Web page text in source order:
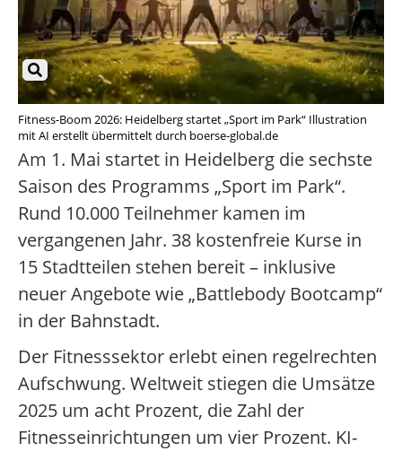
Fitness-Boom 2026: Heidelberg startet „Sport im Park“ Illustration
mit AI erstellt übermittelt durch boerse-global.de
Am 1. Mai startet in Heidelberg die sechste
Saison des Programms „Sport im Park“.
Rund 10.000 Teilnehmer kamen im
vergangenen Jahr. 38 kostenfreie Kurse in
15 Stadtteilen stehen bereit – inklusive
neuer Angebote wie „Battlebody Bootcamp“
in der Bahnstadt.
Der Fitnesssektor erlebt einen regelrechten
Aufschwung. Weltweit stiegen die Umsätze
2025 um acht Prozent, die Zahl der
Fitnesseinrichtungen um vier Prozent. KI-